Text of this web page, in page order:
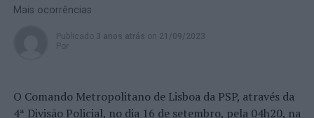
Mais ocorrências
Publicado 3 anos atrás on 21/09/2023
Por
O Comando Metropolitano de Lisboa da PSP, através da
4ª Divisão Policial, no dia 16 de setembro, pela 04h20, na